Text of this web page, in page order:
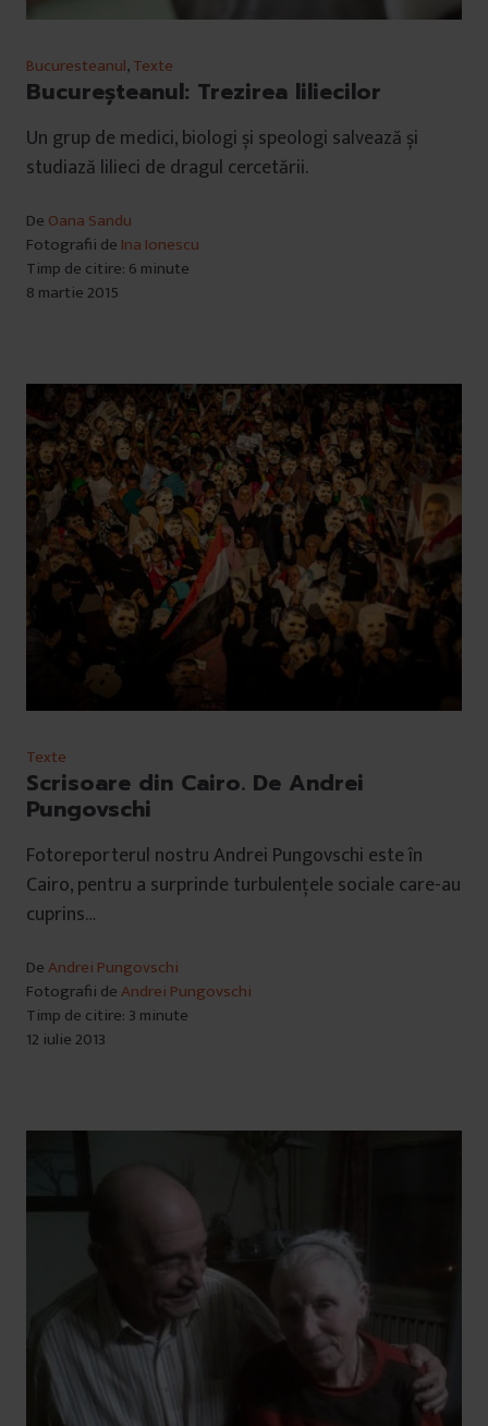
Bucuresteanul,Texte
Bucureșteanul: Trezirea liliecilor
Un grup de medici, biologi și speologi salvează și
studiază lilieci de dragul cercetării.
De Oana Sandu
Fotografii de Ina Ionescu
Timp de citire: 6 minute
8 martie 2015
Texte
Scrisoare din Cairo. De Andrei
Pungovschi
Fotoreporterul nostru Andrei Pungovschi este în
Cairo, pentru a surprinde turbulențele sociale care-au
cuprins…
DeAndrei Pungovschi
Fotografii deAndrei Pungovschi
Timp de citire: 3 minute
12 iulie 2013